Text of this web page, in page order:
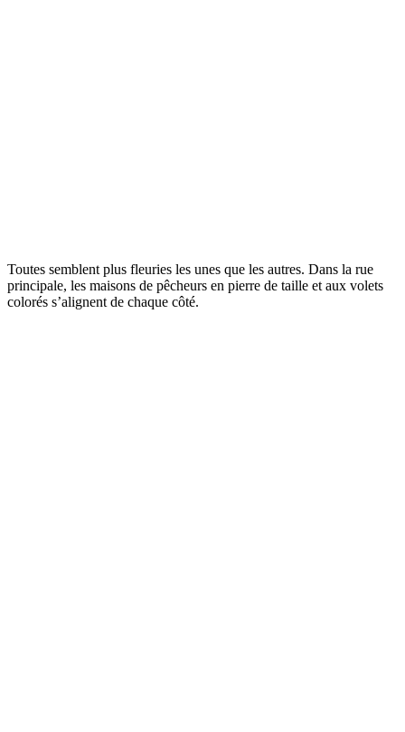
Toutes semblent plus fleuries les unes que les autres. Dans la rue
principale, les maisons de pêcheurs en pierre de taille et aux volets
colorés s’alignent de chaque côté.